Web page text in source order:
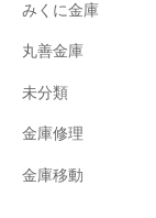
みくに金庫
丸善金庫
未分類
金庫修理
金庫移動